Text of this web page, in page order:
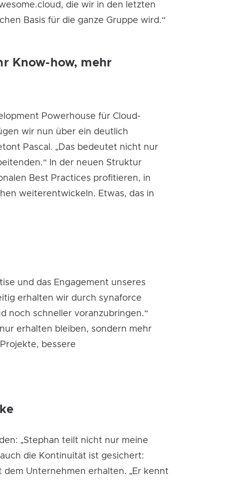
die wir in den letzten
Basis für die ganze Gruppe wird.“
Know-how, mehr
Powerhouse für Cloud-
wir nun über ein deutlich
Pascal. „Das bedeutet nicht nur
In der neuen Struktur
Best Practices profitieren, in
weiterentwickeln. Etwas, das in
und das Engagement unseres
erhalten wir durch synaforce
noch schneller voranzubringen.“
erhalten bleiben, sondern mehr
bessere
„Stephan teilt nicht nur meine
die Kontinuität ist gesichert:
Unternehmen erhalten. „Er kennt